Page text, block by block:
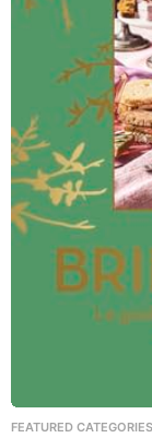
FEATURED CATEGORIES